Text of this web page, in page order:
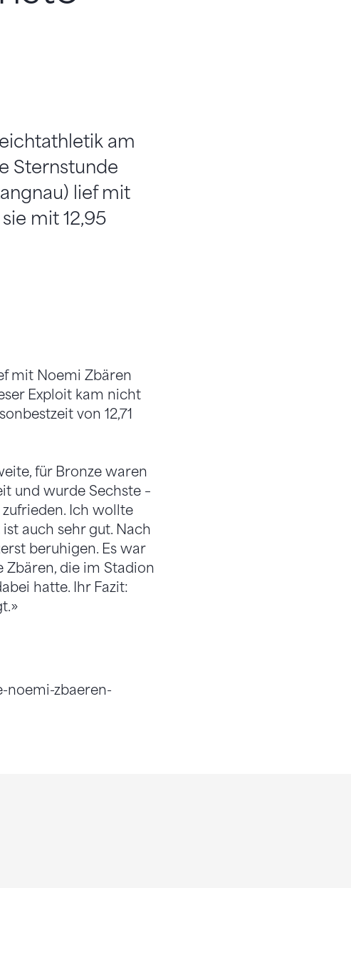
am
Sternstunde
lief mit
mit 12,95
mit Noemi Zbären
Exploit kam nicht
von 12,71
für Bronze waren
und wurde Sechste –
Ich wollte
auch sehr gut. Nach
beruhigen. Es war
Zbären, die im Stadion
hatte. Ihr Fazit:
noemi-zbaeren-